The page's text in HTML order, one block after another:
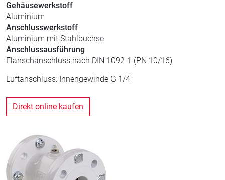
Gehäusewerkstoff
Aluminium
Anschlusswerkstoff
Aluminium mit Stahlbuchse
Anschlussausführung
Flanschanschluss nach DIN 1092-1 (PN 10/16)
Luftanschluss: Innengewinde G 1/4"
Direkt online kaufen